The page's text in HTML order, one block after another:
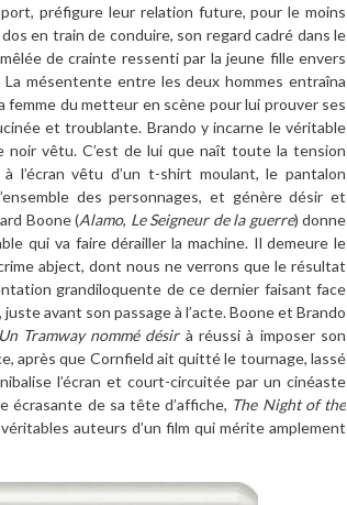
préfigure leur relation future, pour le moins
en train de conduire, son regard cadré dans le
êlée de crainte ressenti par la jeune fille envers
mésentente entre les deux hommes entraîna
femme du metteur en scène pour lui prouver ses
e et troublante. Brando y incarne le véritable
noir vêtu. C’est de lui que naît toute la tension
à l’écran vêtu d’un t-shirt moulant, le pantalon
’ensemble des personnages, et génère désir et
Boone (Alamo, Le Seigneur de la guerre) donne
qui va faire dérailler la machine. Il demeure le
abject, dont nous ne verrons que le résultat
grandiloquente de ce dernier faisant face
juste avant son passageà l’acte. Boone et Brando
Un Tramway nommé désiràréussià imposer son
après que Cornfield ait quitté le tournage, lassé
l’écran et court-circuitée par un cinéaste
écrasante de sa tête d’affiche, The Night of the
auteurs d’un film qui mérite amplement